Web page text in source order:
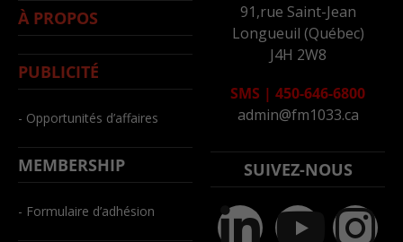
À PROPOS
PUBLICITÉ
- Opportunités d’affaires
MEMBERSHIP
- Formulaire d’adhésion
91,rue Saint-Jean
Longueuil (Québec)
J4H 2W8
SMS | 450-646-6800
admin@fm1033.ca
SUIVEZ-NOUS